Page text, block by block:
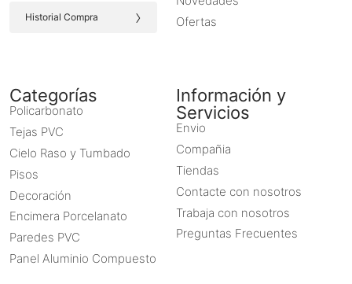
Historial Compra ›
Ofertas
Categorías
Policarbonato
Tejas PVC
Cielo Raso y Tumbado
Pisos
Decoración
Encimera Porcelanato
Paredes PVC
Panel Aluminio Compuesto
Información y
Servicios
Envio
Compañia
Tiendas
Contacte con nosotros
Trabaja con nosotros
Preguntas Frecuentes